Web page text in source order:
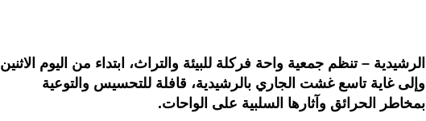
الرشيدية – تنظم جمعية واحة فركلة للبيئة والتراث، ابتداء من اليوم الاثنين
وإلى غاية تاسع غشت الجاري بالرشيدية، قافلة للتحسيس والتوعية
بمخاطر الحرائق وآثارها السلبية على الواحات.